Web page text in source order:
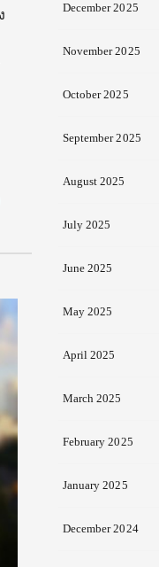
December 2025
November 2025
October 2025
September 2025
August 2025
July 2025
June 2025
May 2025
April 2025
March 2025
February 2025
January 2025
December 2024